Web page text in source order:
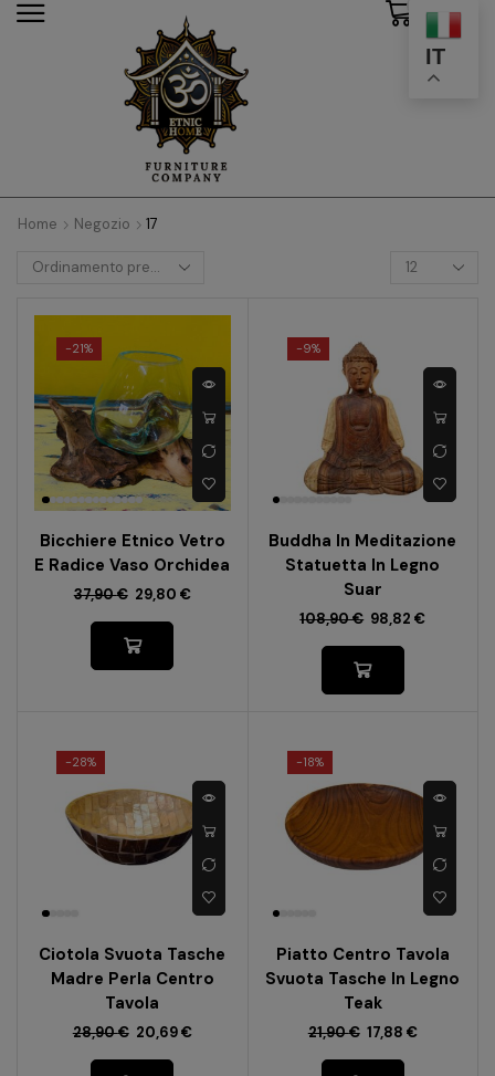
IT
Home Negozio 17
-21%
Bicchiere Etnico Vetro
E Radice Vaso Orchidea
37,90€ 29,80 €
-9%
Buddha In Meditazione
Statuetta In Legno
Suar
108,90€ 98,82€
-28%
Ciotola Svuota Tasche
Madre Perla Centro
Tavola
28,90€ 20,69€
-18%
Piatto Centro Tavola
Svuota Tasche In Legno
Teak
21,90€ 17,88 €